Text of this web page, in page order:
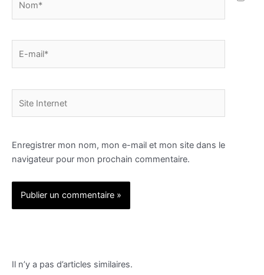
mail*
Internet
Enregistrer mon nom, mon e-mail et mon site dans le
navigateur pour mon prochain commentaire.
Il n’y a pas d’articles similaires.